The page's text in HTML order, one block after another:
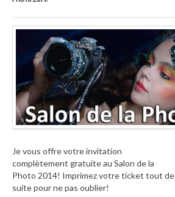
Je vous offre votre invitation
complètement gratuite au Salon de la
Photo 2014! Imprimez votre ticket tout de
suite pour ne pas oublier!